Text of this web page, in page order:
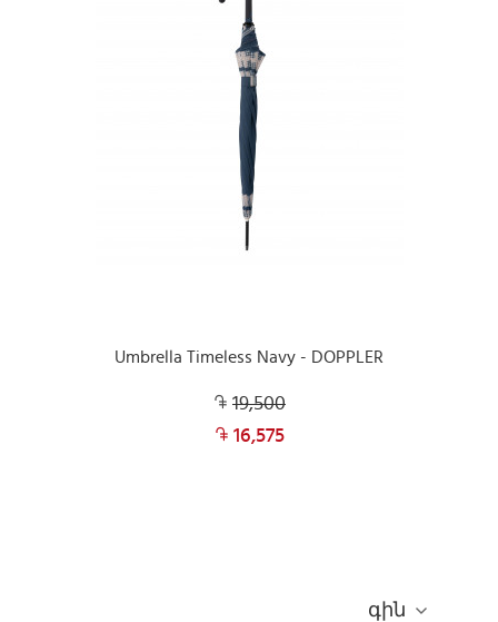
Umbrella Timeless Navy - DOPPLER
19,500
16,575
գին